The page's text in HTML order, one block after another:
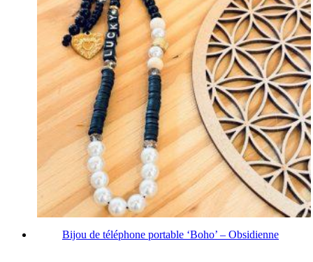
Bijou de téléphone portable ‘Boho’ – Obsidienne